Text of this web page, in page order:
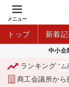
メニュー
トップ 新着
中小企
ランキング
市プレミアム商品券
商工会議所から